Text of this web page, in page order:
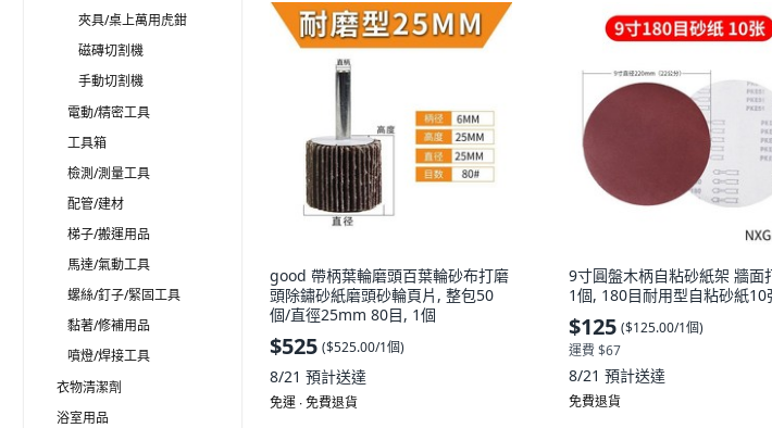
夾具/桌上萬用虎鉗
磁磚切割機
手動切割機
電動/精密工具
工具箱
檢測/測量工具
配管/建材
梯子/搬運用品
馬達/氣動工具
螺絲/釘子/緊固工具
黏著/修補用品
噴燈/焊接工具
衣物清潔劑
浴室用品
good 帶柄葉輪磨頭百葉輪砂布打磨
頭除鏽砂紙磨頭砂輪頁片, 整包50
個/直徑25mm 80目, 1個
$525 ($525.00/1個)
8/21 預計送達
免運 ∙ 免費退貨
9寸圓盤木柄自粘砂紙架 牆面
1個, 180目耐用型自粘砂紙10
$125 ($125.00/1個)
運費 $67
8/21 預計送達
免費退貨